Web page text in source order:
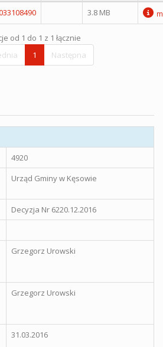
3.8 MB
od 1 do 1 z 1 łącznie
1 Następna
4920
Urząd Gminy w Kęsowie
Decyzja Nr 6220.12.2016
Grzegorz Urowski
Grzegorz Urowski
31.03.2016